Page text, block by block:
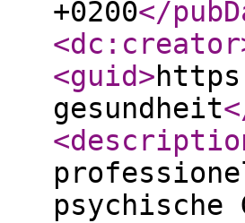
+0200</
<dc:creator
<guid>
gesundheit
psychische